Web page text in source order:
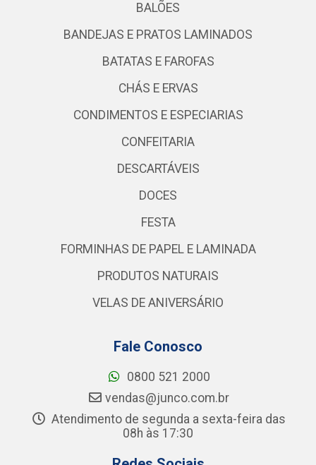
BALÕES
BANDEJAS E PRATOS LAMINADOS
BATATAS E FAROFAS
CHÁS E ERVAS
CONDIMENTOS E ESPECIARIAS
CONFEITARIA
DESCARTÁVEIS
DOCES
FESTA
FORMINHAS DE PAPEL E LAMINADA
PRODUTOS NATURAIS
VELAS DE ANIVERSÁRIO
Fale Conosco
0800 521 2000
vendas@junco.com.br
Atendimento de segunda a sexta-feira das
08h às 17:30